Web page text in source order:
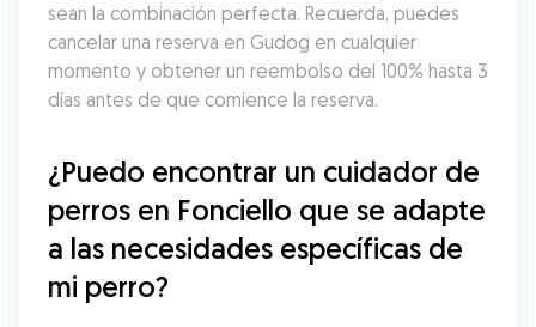
sean la combinación perfecta. Recuerda, puedes
cancelar una reserva en Gudog en cualquier
momento y obtener un reembolso del 100% hasta 3
días antes de que comience la reserva.
¿Puedo encontrar un cuidador de
perros en Fonciello que se adapte
a las necesidades específicas de
mi perro?